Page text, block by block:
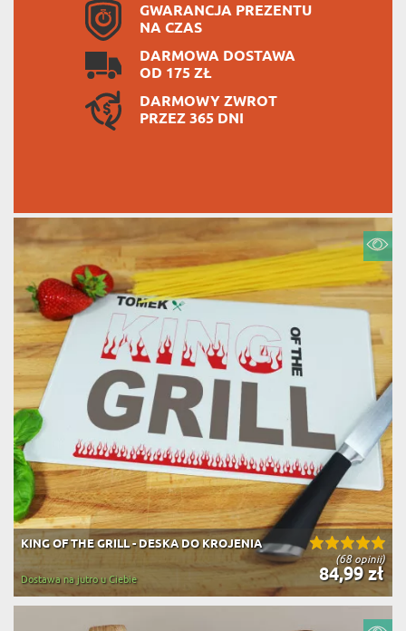
GWARANCJA PREZENTU
NA CZAS
DARMOWA DOSTAWA
OD 175 ZŁ
DARMOWY ZWROT
PRZEZ 365 DNI
(68 opinii)
KING OF THE GRILL - DESKA DO KROJENIA
84,99 zł
Dostawa na jutro u Ciebie